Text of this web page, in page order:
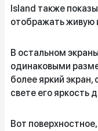
Island также
отображать
В остальном
одинаковыми
более яркий
свете его яркость
Вот